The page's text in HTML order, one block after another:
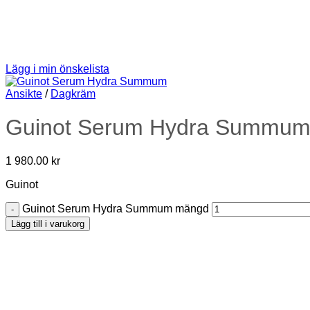
Lägg i min önskelista
Ansikte / Dagkräm
Guinot Serum Hydra Summum
1 980.00 kr
Guinot
Guinot Serum Hydra Summum mängd
Lägg till i varukorg